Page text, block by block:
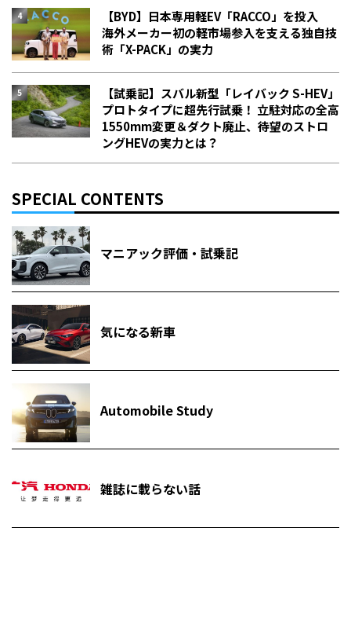
【BYD】日本専用軽EV「RACCO」を投入
海外メーカー初の軽市場参入を支える独自技
術「X-PACK」の実力
【試乗記】スバル新型「レイバック S-HEV」
プロトタイプに超先行試乗！ 立駐対応の全高
1550mm変更＆ダクト廃止、待望のストロ
ングHEVの実力とは？
SPECIAL CONTENTS
マニアック評価・試乗記
気になる新車
Automobile Study
雑誌に載らない話